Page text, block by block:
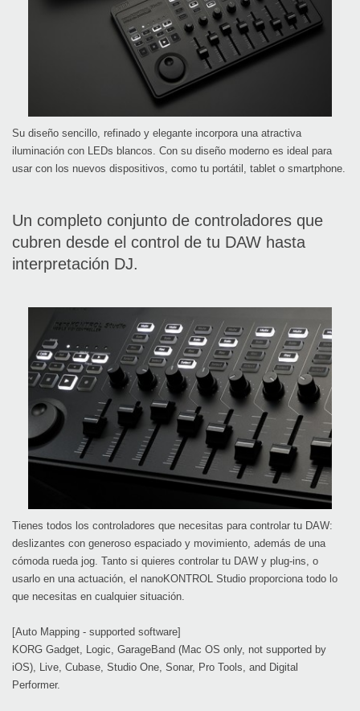
Su diseño sencillo, refinado y elegante incorpora una atractiva
iluminación con LEDs blancos. Con su diseño moderno es ideal para
usar con los nuevos dispositivos, como tu portátil, tablet o smartphone.
Un completo conjunto de controladores que
cubren desde el control de tu DAW hasta
interpretación DJ.
Tienes todos los controladores que necesitas para controlar tu DAW:
deslizantes con generoso espaciado y movimiento, además de una
cómoda rueda jog. Tanto si quieres controlar tu DAW y plug-ins, o
usarlo en una actuación, el nanoKONTROL Studio proporciona todo lo
que necesitas en cualquier situación.
[Auto Mapping - supported software]
KORG Gadget, Logic, GarageBand (Mac OS only, not supported by
iOS), Live, Cubase, Studio One, Sonar, Pro Tools, and Digital
Performer.